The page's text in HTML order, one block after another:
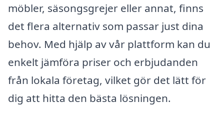
möbler, säsongsgrejer eller annat, finns
det flera alternativ som passar just dina
behov. Med hjälp av vår plattform kan du
enkelt jämföra priser och erbjudanden
från lokala företag, vilket gör det lätt för
dig att hitta den bästa lösningen.